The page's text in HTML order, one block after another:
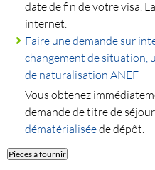
date de fin de votre visa.
internet.
Faire une demande sur
changement de situation,
de naturalisation ANEF
Vous obtenez
demande de titre de
dématérialiséede dépôt.
Pièces à fournir